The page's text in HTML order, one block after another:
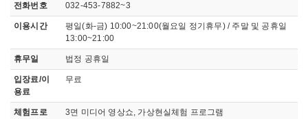
전화번호 032-453-7882~3
이용시간
평일(화-금) 10:00~21:00(월요일 정기휴무) / 주말 및 공휴일
13:00~21:00
휴무일 법정 공휴일
입장료/이
용료
무료
체험프로
3면 미디어 영상쇼, 가상현실체험 프로그램